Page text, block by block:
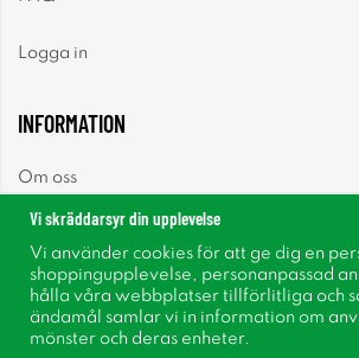
Logga in
INFORMATION
Om oss
Nyhetsbrev
Om cookies
Vi skräddarsyr din upplevelse
Vi använder cookies för att ge dig en
shoppingupplevelse, personanpassad
hålla våra webbplatser tillförlitliga och
ändamål samlar vi in information om
mönster och deras enheter.